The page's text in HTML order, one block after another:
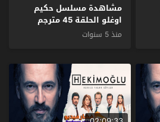
مشاهدة مسلسل حكيم
اوغلو الحلقة 45 مترجم
منذ 5 سنوات